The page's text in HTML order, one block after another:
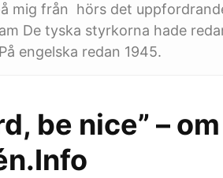
mig från hörs det
De tyska styrkorna hade
engelska redan 1945.
be nice” –